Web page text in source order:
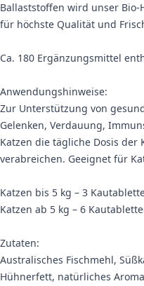
Ballaststoffen wird unser
für höchste Qualität und
Ca. 180 Ergänzungsmittel
Anwendungshinweise:
Zur Unterstützung von
Gelenken, Verdauung,
Katzen die tägliche Dosis
verabreichen. Geeignet für
Katzen bis 5 kg – 3
Katzen ab 5 kg – 6
Zutaten:
Australisches Fischmehl,
Hühnerfett, natürliches